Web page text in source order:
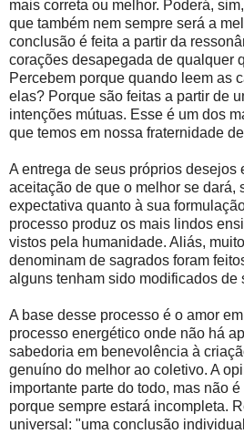
mais correta ou melhor. Poderá,
que também nem sempre será a
conclusão é feita a partir da
corações desapegada de qualquer
Percebem porque quando leem as
elas? Porque são feitas a partir de
intenções mútuas. Esse é um dos
que temos em nossa fraternidade
A entrega de seus próprios desejos
aceitação de que o melhor se dará,
expectativa quanto à sua
processo produz os mais lindos
vistos pela humanidade. Aliás,
denominam de sagrados foram
alguns tenham sido modificados de
A base desse processo é o amor
processo energético onde não há
sabedoria em benevolência à
genuíno do melhor ao coletivo. A
importante parte do todo, mas não
porque sempre estará incompleta.
universal: "uma conclusão